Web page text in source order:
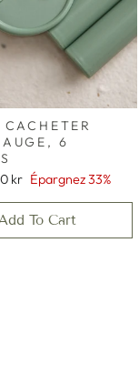
6
kr Épargnez 33%
To Cart